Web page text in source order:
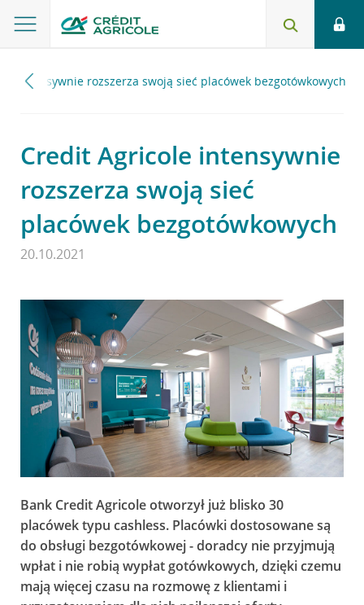
intensywnie rozszerza swoją sieć placówek bezgotówkowych
Credit Agricole intensywnie
rozszerza swoją sieć
placówek bezgotówkowych
20.10.2021
Bank Credit Agricole otworzył już blisko 30
placówek typu cashless. Placówki dostosowane są
do obsługi bezgotówkowej - doradcy nie przyjmują
wpłat i nie robią wypłat gotówkowych, dzięki czemu
mają więcej czasu na rozmowę z klientami i